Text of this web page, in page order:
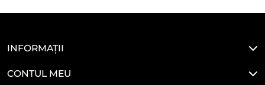
INFORMAȚII
CONTUL MEU